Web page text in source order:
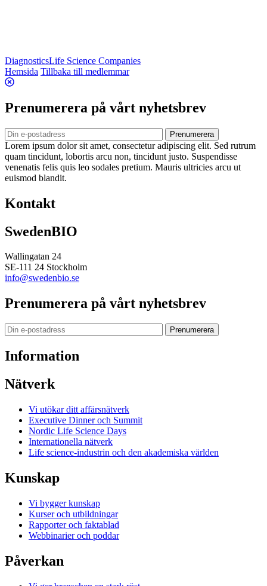
DiagnosticsLife Science Companies
Hemsida Tillbaka till medlemmar
Prenumerera på vårt nyhetsbrev
Prenumerera
Lorem ipsum dolor sit amet, consectetur adipiscing elit. Sed rutrum
quam tincidunt, lobortis arcu non, tincidunt justo. Suspendisse
venenatis felis quis leo sodales pretium. Mauris ultricies arcu ut
euismod blandit.
Kontakt
SwedenBIO
Wallingatan 24
SE-111 24 Stockholm
info@swedenbio.se
Prenumerera på vårt nyhetsbrev
Prenumerera
Information
Nätverk
Vi utökar ditt affärsnätverk
Executive Dinner och Summit
Nordic Life Science Days
Internationella nätverk
Life science-industrin och den akademiska världen
Kunskap
Vi bygger kunskap
Kurser och utbildningar
Rapporter och faktablad
Webbinarier och poddar
Påverkan